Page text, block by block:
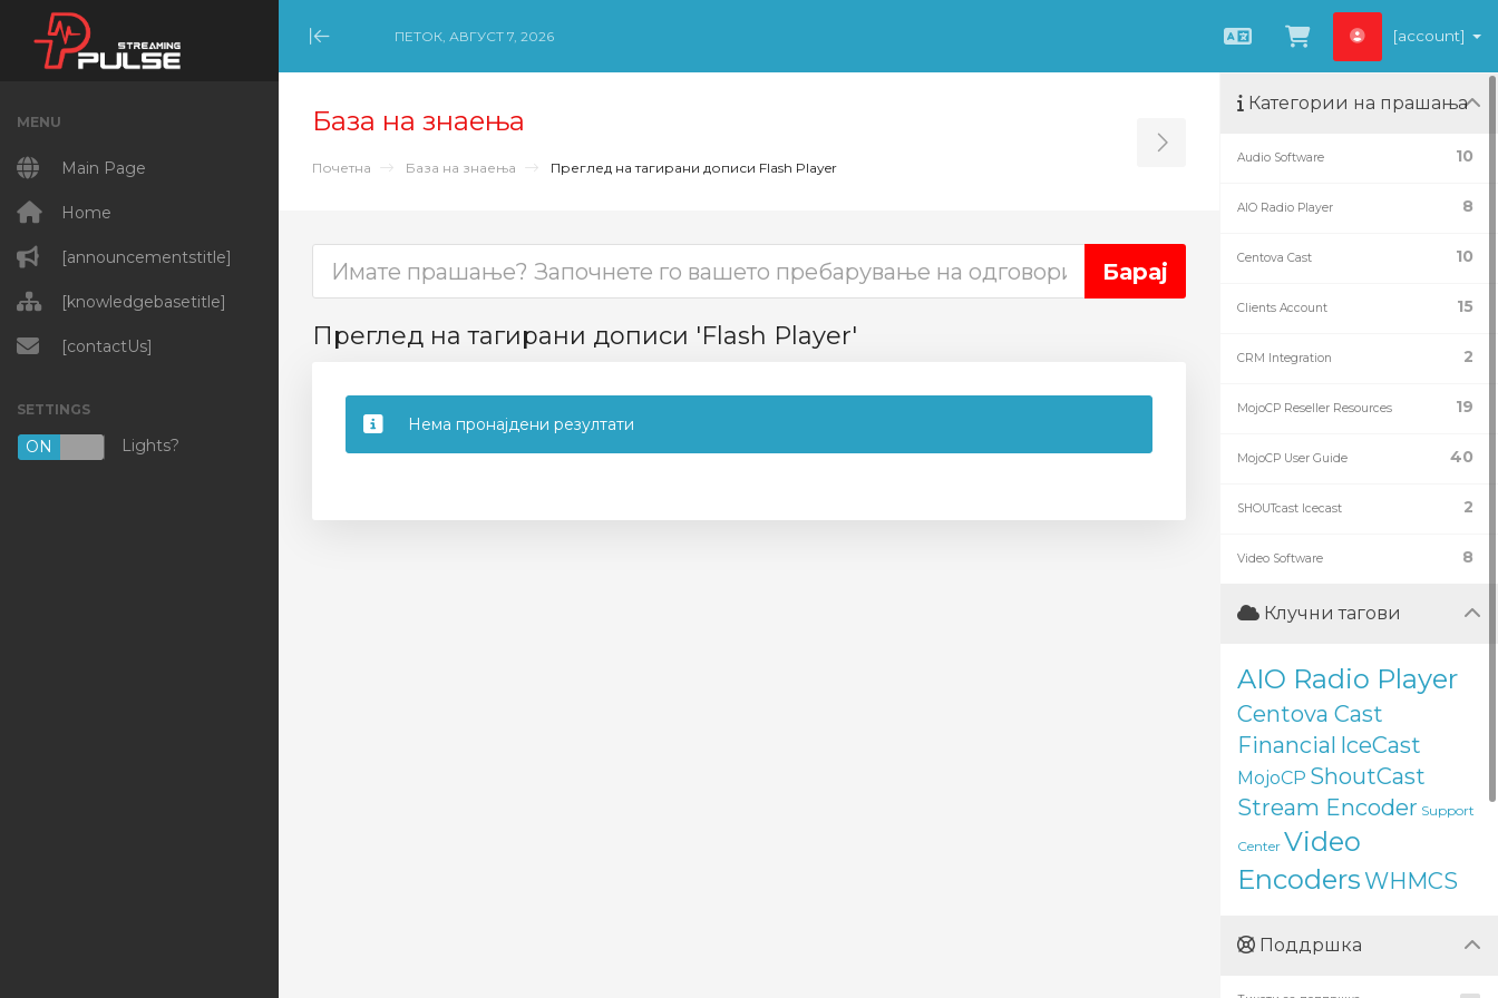
Minimize Menu
ПЕТОК, АВГУСТ 7, 2026
Macedonian
Потрошувачка
[account]
MENU
Main Page
Home
[announcementstitle]
[knowledgebasetitle]
[contactUs]
SETTINGS
ON OFF
Lights?
База на знаења
Почетна База на знаења Преглед на тагирани дописи Flash Player Toggle Sidebar
Преглед на тагирани дописи 'Flash Player'
Нема пронајдени резултати
Категории на прашања
10
Audio Software
8
AIO Radio Player
10
Centova Cast
15
Clients Account
2
CRM Integration
19
MojoCP Reseller Resources
40
MojoCP User Guide
2
SHOUTcast Icecast
8
Video Software
Клучни тагови
AIO Radio Player
Centova Cast
Financial IceCast
MojoCP ShoutCast
Stream Encoder Support
Center Video
EncodersWHMCS
Поддршка